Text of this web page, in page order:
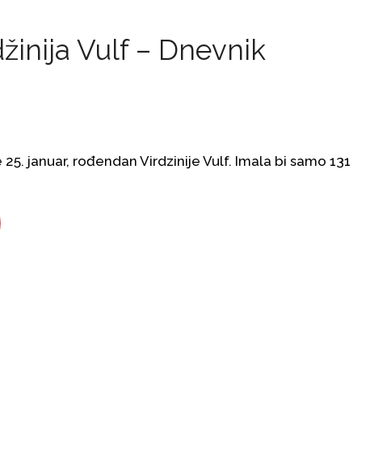
Vulf – Dnevnik
25. januar, rođendan Virdzinije Vulf. Imala bi samo 131